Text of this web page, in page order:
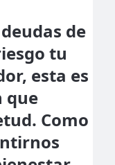
de
tu
esta es
que
Como